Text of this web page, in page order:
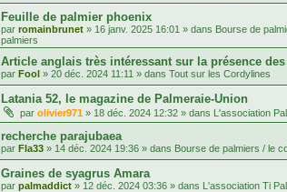
Feuille de palmier phoenix
par romainbrunet » 16 janv. 2025 16:01 » dans Bourse de
palmiers
Article anglais très intéressant sur la présence
par Fool » 20 déc. 2024 11:11 » dans Tout sur les Cordylines
Latania 52, le magazine de Palmeraie-Union
par olivier971 » 18 déc. 2024 12:32 » dans L'association
recherche parajubaea
par Fla33 » 14 déc. 2024 19:36 » dans Bourse de palmiers / le
Graines de syagrus Amara
par palmaddict » 12 déc. 2024 03:36 » dans L'association Ti